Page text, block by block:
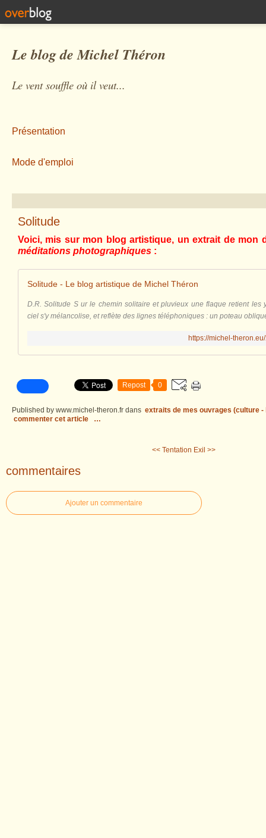
Le blog de Michel Théron
Le vent souffle où il veut...
Présentation
Mode d'emploi
Solitude
Voici, mis sur mon blog artistique, un extrait de mon
méditations photographiques :
Solitude - Le blog artistique de Michel Théron
D.R. Solitude S ur le chemin solitaire et pluvieux une flaque retient les
ciel s'y mélancolise, et reflète des lignes téléphoniques : un poteau
https://michel-
Repost 0
Published by www.michel-theron.fr dans extraits de mes ouvrages (culture
commenter cet article
…
<< Tentation Exil >>
commentaires
Ajouter un commentaire